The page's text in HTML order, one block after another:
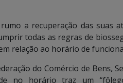
a recuperação das suas
todas as regras de
relação ao horário de
do Comércio de Bens,
no horário traz um